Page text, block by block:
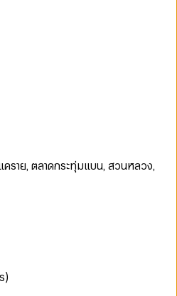
ราย, ตลาดกระทุ่มแบน, สวนหลวง,
)